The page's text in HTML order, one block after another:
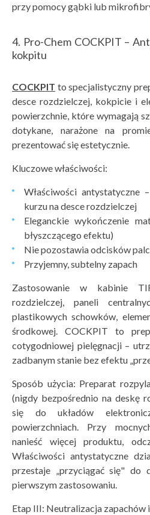
przy pomocy gąbki lub
4. Pro-Chem COCKPIT –
kokpitu
COCKPIT to specjalistyczny
desce rozdzielczej, kokpicie i
powierzchnie, które wymagają
dotykane, narażone na
prezentować się estetycznie.
Kluczowe właściwości:
Właściwości antystatyczne
kurzu na desce rozdzielczej
Eleganckie wykończenie
błyszczącego efektu)
Nie pozostawia odcisków
Przyjemny, subtelny zapach
Zastosowanie w kabinie
rozdzielczej, paneli
plastikowych schowków,
środkowej. COCKPIT to
cotygodniowej pielęgnacji –
zadbanym stanie bez efektu
Sposób użycia: Preparat
(nigdy bezpośrednio na deskę
się do układów
powierzchniach. Przy
nanieść więcej produktu,
Właściwości antystatyczne
przestaje „przyciągać się" do
pierwszym zastosowaniu.
Etap III: Neutralizacja zapachów